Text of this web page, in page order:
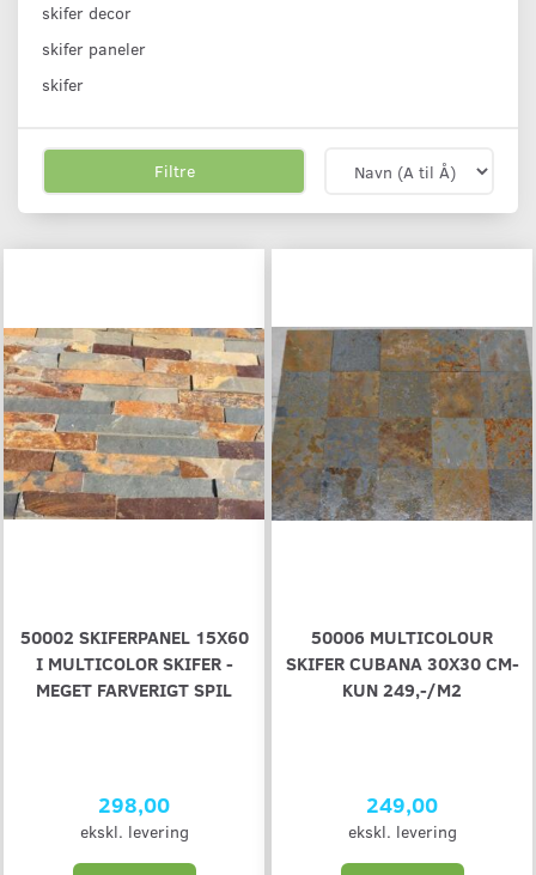
skifer decor
skifer paneler
skifer
Filtre
50002 SKIFERPANEL 15X60
I MULTICOLOR SKIFER -
MEGET FARVERIGT SPIL
298,00
ekskl. levering
50006 MULTICOLOUR
SKIFER CUBANA 30X30 CM-
KUN 249,-/M2
249,00
ekskl. levering